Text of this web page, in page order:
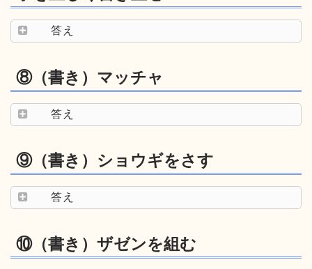
答え
⑧（書き）マッチャ
答え
⑨（書き）ショウギをさす
答え
⑩（書き）ザゼンを組む